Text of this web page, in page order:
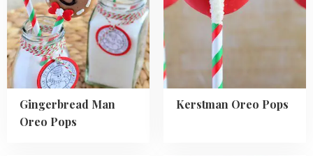
Gingerbread Man
Oreo Pops
Oreo
Pops
Kerstman Oreo Pops
Pops